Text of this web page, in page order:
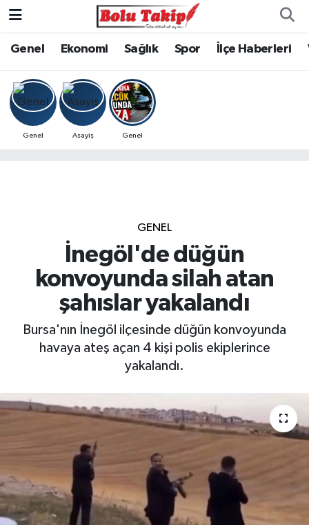
Genel Ekonomi Sağlık Spor İlçe Haberleri
Genel Asayiş Genel
GENEL
İnegöl'de düğün
konvoyunda silah atan
şahıslar yakalandı
Bursa'nın İnegöl ilçesinde düğün konvoyunda
havaya ateş açan 4 kişi polis ekiplerince
yakalandı.